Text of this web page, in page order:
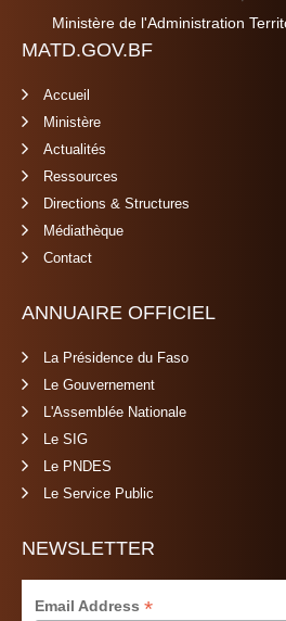
Ministère de l'Administration
MATD.GOV.BF
Accueil
Ministère
Actualités
Ressources
Directions & Structures
Médiathèque
Contact
ANNUAIRE OFFICIEL
La Présidence du Faso
Le Gouvernement
L'Assemblée Nationale
Le SIG
Le PNDES
Le Service Public
NEWSLETTER
Email Address*